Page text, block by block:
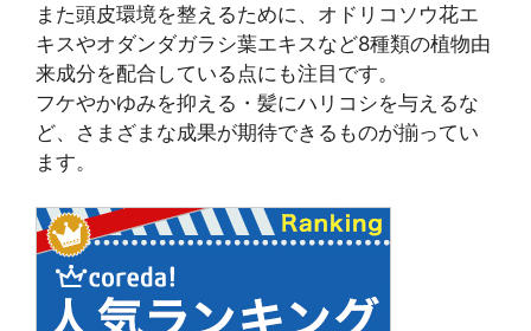
また頭皮環境を整えるために、オドリコソウ花エ
キスやオダンダガラシ葉エキスなど8種類の植物由
来成分を配合している点にも注目です。
フケやかゆみを抑える・髪にハリコシを与えるな
ど、さまざまな成果が期待できるものが揃ってい
ます。